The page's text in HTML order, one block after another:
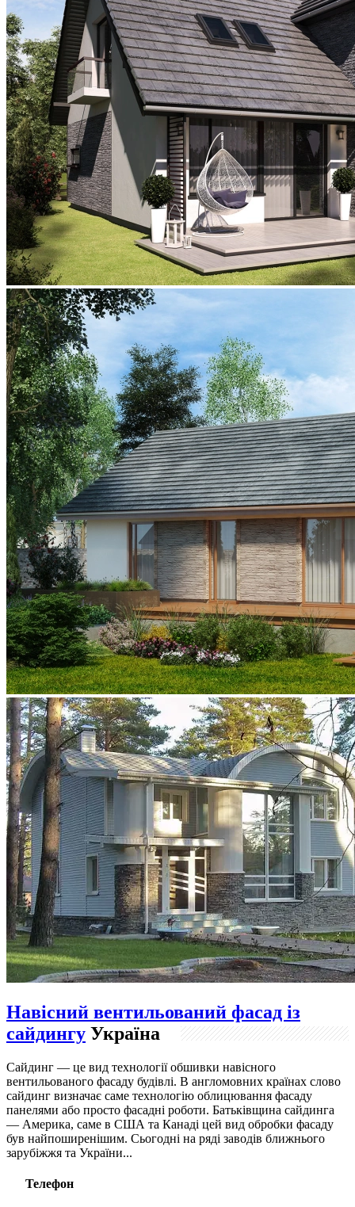
Навісний вентильований фасад із
сайдингу Україна
Сайдинг — це вид технології обшивки навісного
вентильованого фасаду будівлі. В англомовних країнах слово
сайдинг визначає саме технологію облицювання фасаду
панелями або просто фасадні роботи. Батьківщина сайдинга
— Америка, саме в США та Канаді цей вид обробки фасаду
був найпоширенішим. Сьогодні на ряді заводів ближнього
зарубіжжя та України...
Телефон